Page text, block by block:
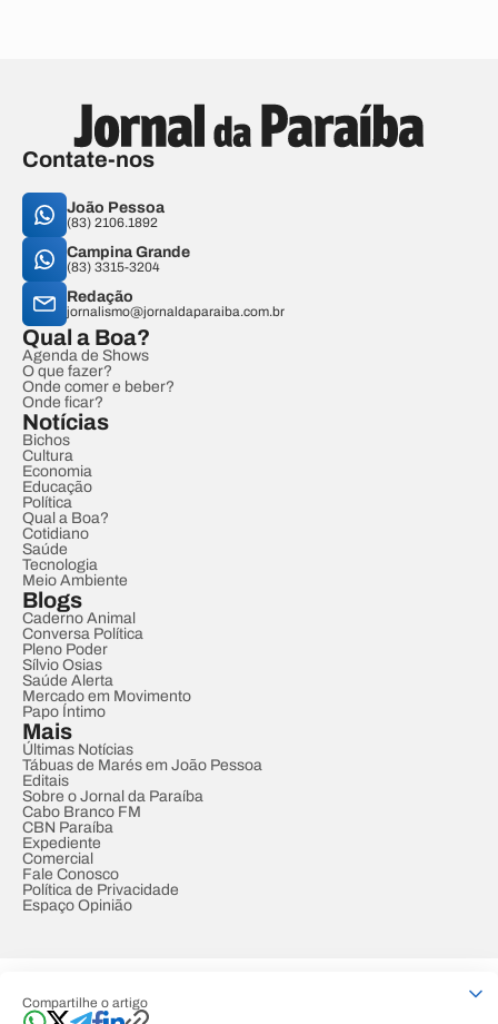
Compartilhe o artigo
Contate-nos
João Pessoa
(83) 2106.1892
Campina Grande
(83) 3315-3204
Redação
jornalismo@jornaldaparaiba.com.br
Qual a Boa?
Agenda de Shows
O que fazer?
Onde comer e beber?
Onde ficar?
Notícias
Bichos
Cultura
Economia
Educação
Política
Qual a Boa?
Cotidiano
Saúde
Tecnologia
Meio Ambiente
Blogs
Caderno Animal
Conversa Política
Pleno Poder
Sílvio Osias
Saúde Alerta
Mercado em Movimento
Papo Íntimo
Mais
Últimas Notícias
Tábuas de Marés em João Pessoa
Editais
Sobre o Jornal da Paraíba
Cabo Branco FM
CBN Paraíba
Expediente
Comercial
Fale Conosco
Política de Privacidade
Espaço Opinião